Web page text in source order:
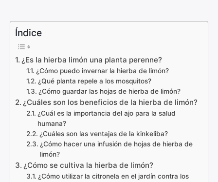
Índice
¿Es la hierba limón una planta perenne?
¿Cómo puedo invernar la hierba de limón?
¿Qué planta repele a los mosquitos?
¿Cómo guardar las hojas de hierba de limón?
¿Cuáles son los beneficios de la hierba de limón?
¿Cuál es la importancia del ajo para la salud
humana?
¿Cuáles son las ventajas de la kinkeliba?
¿Cómo hacer una infusión de hojas de hierba de
limón?
¿Cómo se cultiva la hierba de limón?
¿Cómo utilizar la citronela en el jardín contra los